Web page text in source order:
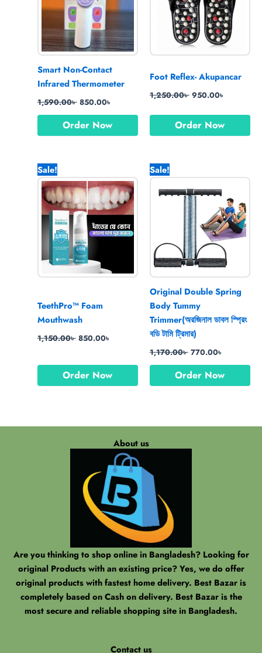
Smart Non-Contact
Infrared Thermometer
1,590.00৳ 850.00৳
Order Now
Foot Reflex- Akupancar
1,250.00৳ 950.00৳
Order Now
Sale!
TeethPro™ Foam
Mouthwash
1,150.00৳
price
was:
1,150.00৳ .
850.00৳
price
is:
850.00৳ .
Order Now
Sale!
Original Double Spring
Body Tummy
Trimmer(অরজিনাল ডাবল স্প্রিং
বডি টামি ট্রিমার)
1,170.00৳
price
was:
1,170.00৳ .
770.00৳
price
770.00৳ .
Order Now
About us
Are you thinking to shop online in Bangladesh? Looking for
original Products with an existing price? Yes, we do offer
original products with fastest home delivery. Best Bazar is
completely based on Cash on delivery. Best Bazar is the
most secure and reliable shopping site in Bangladesh.
Contact us